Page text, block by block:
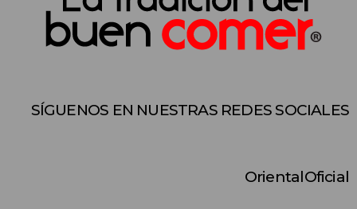
SÍGUENOS EN NUESTRAS REDES SOCIALES
OrientalOficial